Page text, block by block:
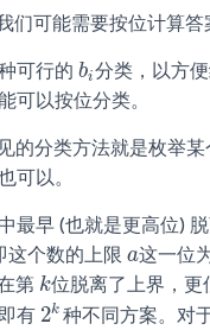
们可能需要按位计算答
可行的 bi
bi分类，以方
可以按位分类。
的分类方法就是枚举
可以。
最早 (也就是更高位)
这个数的上限 a
a这一位
第 k
k位脱离了上界，
有 2k
2k种不同方案。对